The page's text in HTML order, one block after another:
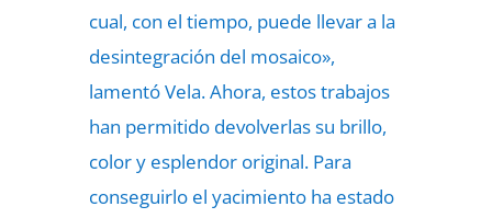
cual, con el tiempo, puede llevar a la
desintegración del mosaico»,
lamentó Vela. Ahora, estos trabajos
han permitido devolverlas su brillo,
color y esplendor original. Para
conseguirlo el yacimiento ha estado